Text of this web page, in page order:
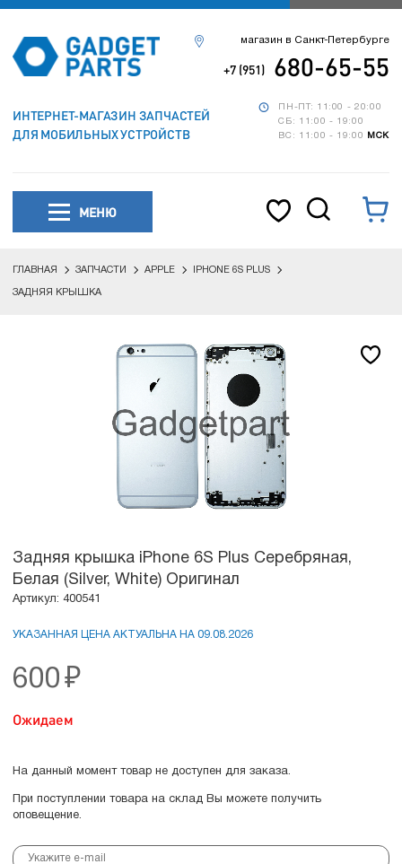
ИНТЕРНЕТ-МАГАЗИН ЗАПЧАСТЕЙ
ДЛЯ МОБИЛЬНЫХ УСТРОЙСТВ
ПН-ПТ: 11:00 - 20:00
СБ: 11:00 - 19:00
ВС: 11:00 - 19:00
МСК
магазин в Санкт-Петербурге
+7 (951) 680-65-55
МЕНЮ
ГЛАВНАЯ ЗАПЧАСТИ APPLE IPHONE 6S PLUS
ЗАДНЯЯ КРЫШКА
Задняя крышка iPhone 6S Plus Серебряная,
Белая (Silver, White) Оригинал
Артикул: 400541
УКАЗАННАЯ ЦЕНА АКТУАЛЬНА НА 09.08.2026
600 ₽
Ожидаем
На данный момент товар не доступен для заказа.
При поступлении товара на склад Вы можете получить
оповещение.